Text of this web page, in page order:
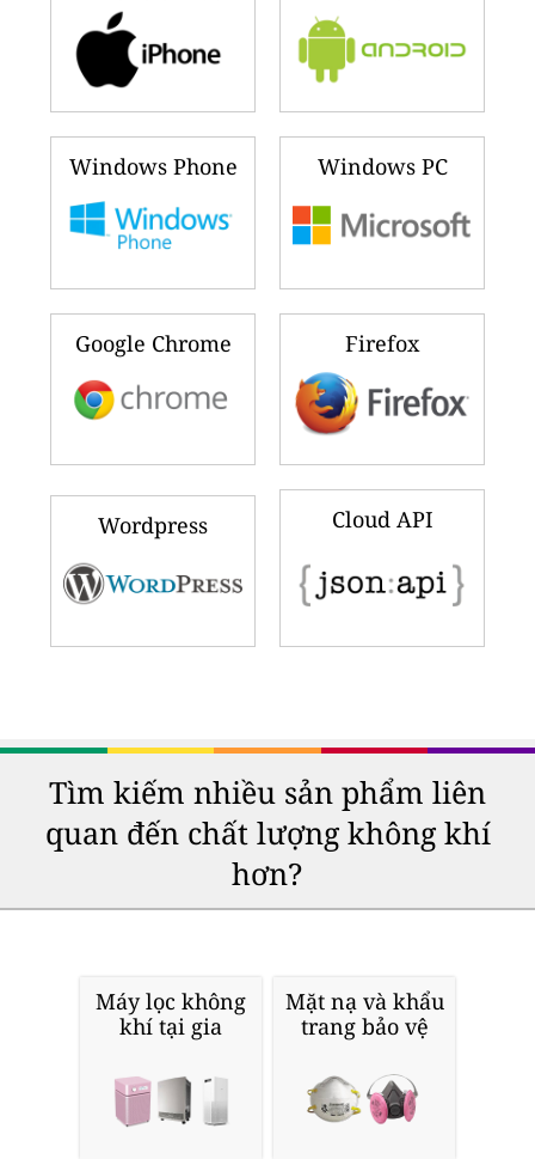
Windows Phone Windows PC
Google Chrome Firefox
Wordpress Cloud API
Tìm kiếm nhiều sản phẩm liên
quan đến chất lượng không khí
hơn?
Máy lọc không
khí tại gia
Mặt nạ và khẩu
trang bảo vệ